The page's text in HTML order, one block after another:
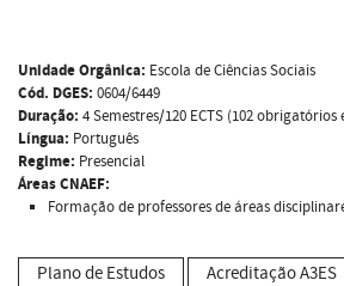
Unidade Orgânica: Escola de Ciências Sociais
Cód. DGES: 0604/6449
Duração: 4 Semestres/120 ECTS (102 obrigatórios
Língua: Português
Regime: Presencial
Áreas CNAEF:
Formação de professores de áreas
Plano de Estudos Acreditação A3ES